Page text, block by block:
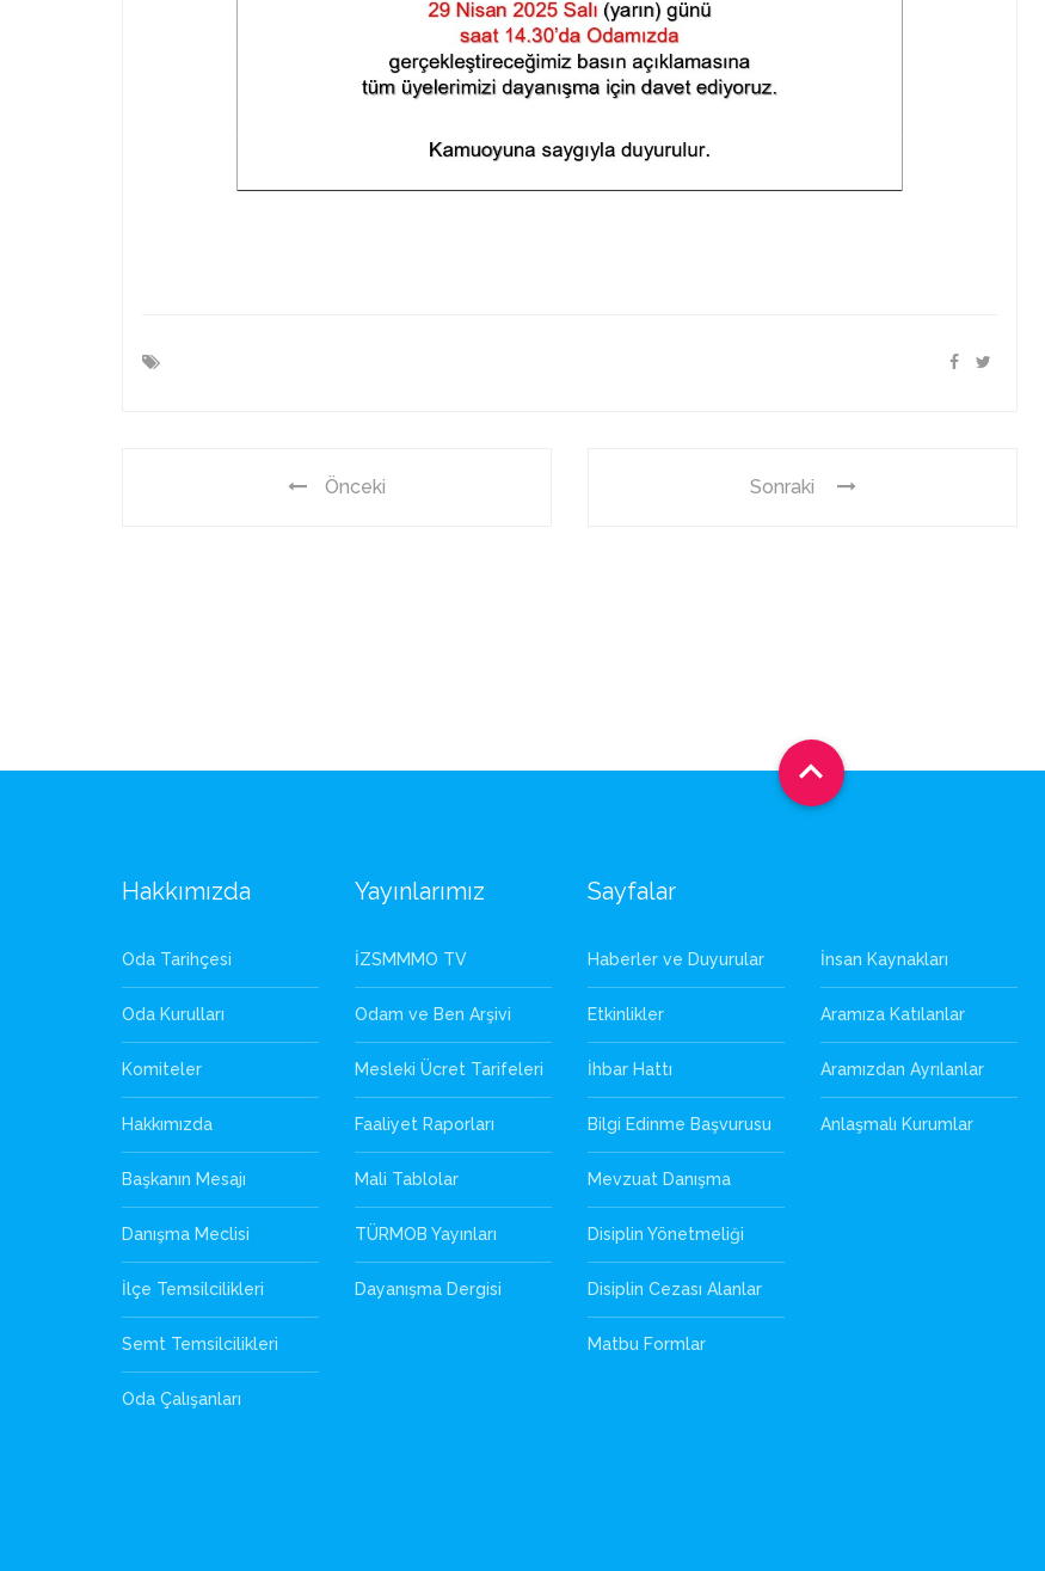
Önceki Sonraki

Hakkımızda
Oda Tarihçesi
Oda Kurulları
Komiteler
Hakkımızda
Başkanın Mesajı
Danışma Meclisi
İlçe Temsilcilikleri
Semt Temsilcilikleri
Oda Çalışanları
Yayınlarımız
İZSMMMO TV
Odam ve Ben Arşivi
Mesleki Ücret Tarifeleri
Faaliyet Raporları
Mali Tablolar
TÜRMOB Yayınları
Dayanışma Dergisi
Sayfalar
Haberler ve Duyurular
Etkinlikler
İhbar Hattı
Bilgi Edinme Başvurusu
Mevzuat Danışma
Disiplin Yönetmeliği
Disiplin Cezası Alanlar
Matbu Formlar
İnsan Kaynakları
Aramıza Katılanlar
Aramızdan Ayrılanlar
Anlaşmalı Kurumlar